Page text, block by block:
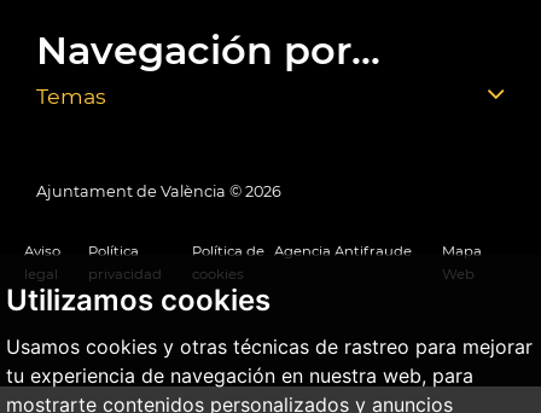
Utilizamos cookies
Usamos cookies y otras técnicas de rastreo para mejorar
tu experiencia de navegación en nuestra web, para
mostrarte contenidos personalizados y anuncios
Navegación por...
Temas
Ajuntament de València © 2026
Aviso
legal
Política
privacidad
Política de
cookies
Agencia Antifraude
Mapa
Web